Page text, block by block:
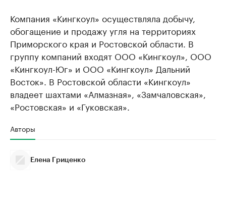
Компания «Кингкоул» осуществляла добычу,
обогащение и продажу угля на территориях
Приморского края и Ростовской области. В
группу компаний входят ООО «Кингкоул», ООО
«Кингкоул-Юг» и ООО «Кингкоул» Дальний
Восток». В Ростовской области «Кингкоул»
владеет шахтами «Алмазная», «Замчаловская»,
«Ростовская» и «Гуковская».
Авторы
Елена Гриценко